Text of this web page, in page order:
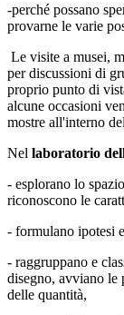
-perché possano
provarne le varie
Le visite a musei,
per discussioni di
proprio punto di
alcune occasioni
mostre all'interno
Nel laboratorio
- esplorano lo
riconoscono le
- formulano ipotesi
- raggruppano e
disegno, avviano le
delle quantità,